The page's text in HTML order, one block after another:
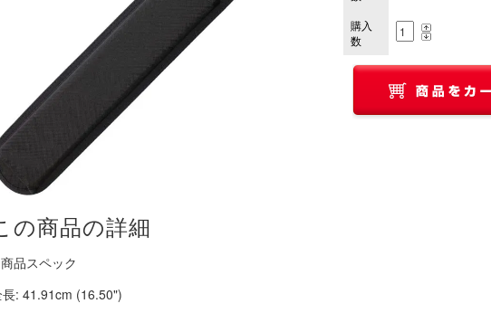
購入
数
の商品の詳細
品スペック
: 41.91cm (16.50")